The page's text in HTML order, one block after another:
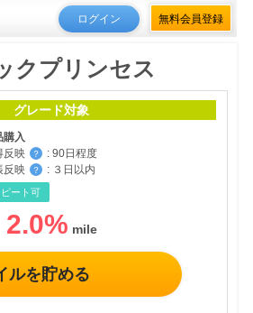
ログイン 無料会員登録
クプリンセス
グレード対象
購入
反映
？ : 90日程度
反映
？ : ３日以内
ピート可
2.0%
ルを貯める